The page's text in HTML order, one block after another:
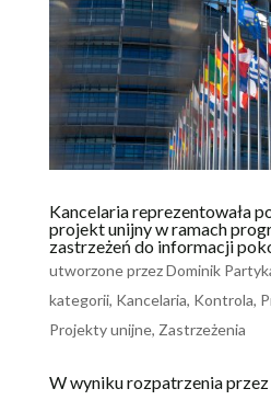
Kancelaria reprezentowała
projekt unijny w ramach
zastrzeżeń do informacji
utworzone przezDominik
kategorii, Kancelaria, Kontrola,
Projekty unijne, Zastrzeżenia
W wyniku rozpatrzenia